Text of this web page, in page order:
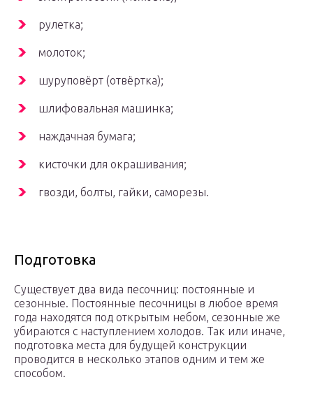
рулетка;
молоток;
шуруповёрт (отвёртка);
шлифовальная машинка;
наждачная бумага;
кисточки для окрашивания;
гвозди, болты, гайки, саморезы.
Подготовка
Существует два вида песочниц: постоянные и
сезонные. Постоянные песочницы в любое время
года находятся под открытым небом, сезонные же
убираются с наступлением холодов. Так или иначе,
подготовка места для будущей конструкции
проводится в несколько этапов одним и тем же
способом.